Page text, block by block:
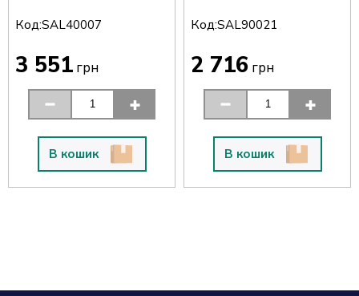
Код:SAL40007
3 551 грн
В кошик
Код:SAL90021
2 716 грн
В кошик